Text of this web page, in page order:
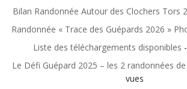
Bilan Randonnée Autour des Clochers Tors
Randonnée « Trace des Guépards 2026 »
Liste des téléchargements disponibles
Le Défi Guépard 2025 – les 2 randonnées
vues